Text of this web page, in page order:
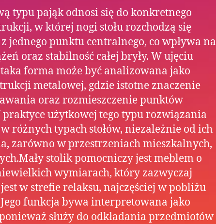
typu pająk odnosi się do konkretnego
w której nogi stołu rozchodzą się
jednego punktu centralnego, co wpływa na
oraz stabilność całej bryły. W ujęciu
forma może być analizowana jako
metalowej, gdzie istotne znaczenie
oraz rozmieszczenie punktów
użytkowej tego typu rozwiązania
w różnych typach stołów, niezależnie od ich
zarówno w przestrzeniach mieszkalnych,
stolik pomocniczy jest meblem o
wymiarach, który zazwyczaj
w strefie relaksu, najczęściej w pobliżu
funkcja bywa interpretowana jako
służy do odkładania przedmiotów